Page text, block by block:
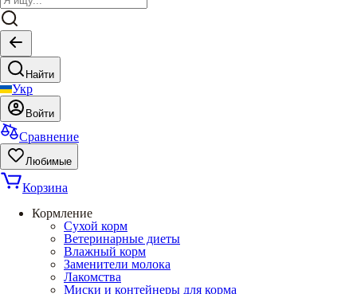
Найти
Укр
Войти
Сравнение
Любимые
Корзина
Кормление
Сухой корм
Ветеринарные диеты
Влажный корм
Заменители молока
Лакомства
Миски и контейнеры для корма